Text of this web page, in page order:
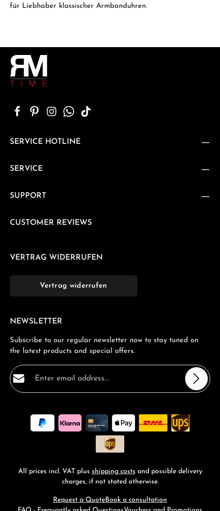
für Liebhaber klassischer Armbanduhren.
SERVICE HOTLINE
SERVICE
SUPPORT
CUSTOMER REVIEWS
VERTRAG WIDERRUFEN
Vertrag widerrufen
NEWSLETTER
Subscribe to our regular newsletter now to stay tuned on
the latest products and special offers.
Email address*
By selecting continue you confirm that you have read
ourdata protection informationand accepted our
general terms and conditions
All prices incl. VAT plus shipping costs and possible delivery
charges, if not stated otherwise.
Request a Quote Book a consultation